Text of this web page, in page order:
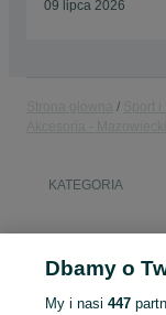
09 lipca 2026
KATEGORIA
Dbamy o
My i nasi447